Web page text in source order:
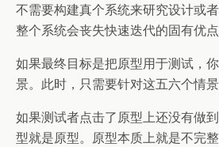
不需要构建真个系统来研究设计或
整个系统会丧失快速迭代的固有优点
如果最终目标是把原型用于测试，
景。此时，只需要针对这五六个情景
如果测试者点击了原型上还没有做
型就是原型。原型本质上就是不完